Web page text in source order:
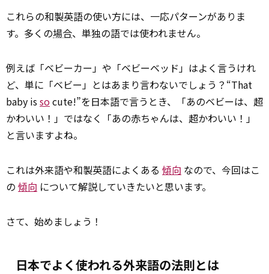
これらの和製英語の使い方には、一応パターンがありま
す。多くの場合、単独の語では使われません。
例えば「ベビーカー」や「ベビーベッド」はよく言うけれ
ど、単に「ベビー」とはあまり言わないでしょう？“That
baby issocute!”を日本語で言うとき、「あのベビーは、超
かわいい！」ではなく「あの赤ちゃんは、超かわいい！」
と言いますよね。
これは外来語や和製英語によくある 傾向 なので、今回はこ
の 傾向 について解説していきたいと思います。
さて、始めましょう！
日本でよく使われる外来語の法則とは